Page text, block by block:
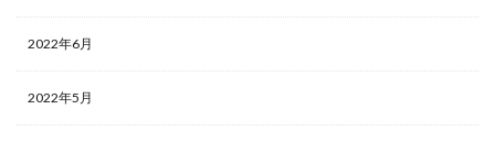
2022年6月
2022年5月